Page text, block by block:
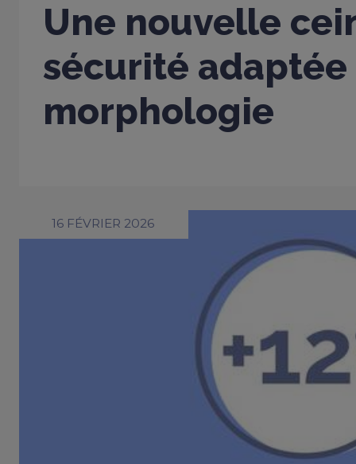
Une nouvelle
sécurité adaptée
morphologie
16 FÉVRIER 2026